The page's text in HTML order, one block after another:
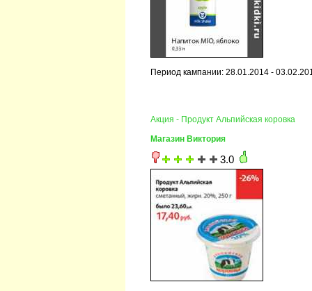
Период кампании: 28.01.2014 -
Акция - Продукт Альпийская коровка
Магазин Виктория
3.0